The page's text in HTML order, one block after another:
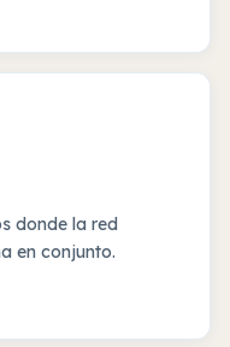
donde la red
en conjunto.